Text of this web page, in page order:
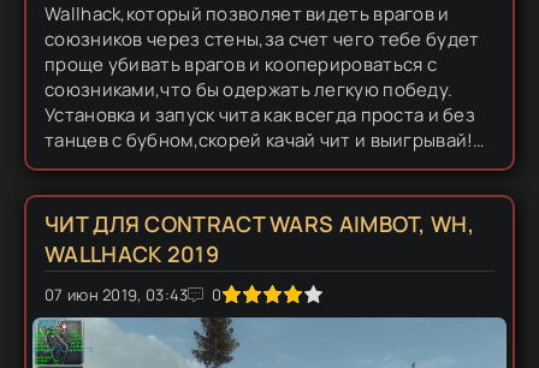
Wallhack,который позволяет видеть врагов и
союзников через стены,за счет чего тебе будет
проще убивать врагов и кооперироваться с
союзниками,что бы одержать легкую победу.
Установка и запуск чита как всегда проста и без
танцев с бубном,скорей качай чит и выигрывай!
Распакуй архив и скопируй папку "Managed" с
заменой в...
ЧИТ ДЛЯ CONTRACT WARS AIMBOT, WH,
WALLHACK 2019
07 июн 2019, 03:43 0
1 2 3 4 5